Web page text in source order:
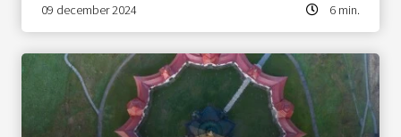
09 december 2024 6 min.